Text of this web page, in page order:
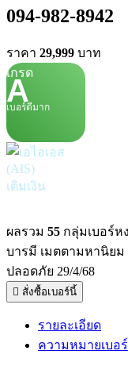
094-982-8942
ราคา 29,999 บาท
เกรด
A
เบอร์ดีมาก
เติมเงิน
ผลรวม 55 กลุ่มเบอร์ห
บารมี เมตตามหานิย
ปลอดภัย 29/4/68
สั่งซื้อเบอร์นี้
รายละเอียด
ความหมายเบอร์